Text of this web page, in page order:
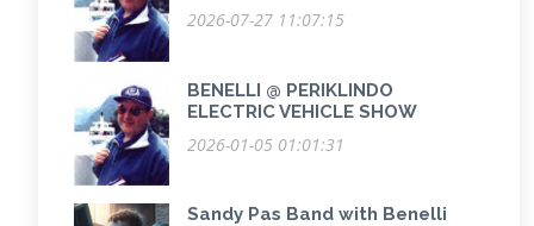
2026-07-27 11:07:15
BENELLI @ PERIKLINDO
ELECTRIC VEHICLE SHOW
2026-01-05 01:01:31
Sandy Pas Band with Benelli